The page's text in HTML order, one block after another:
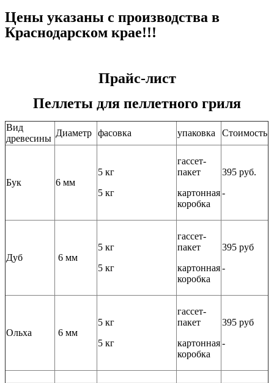
Цены указаны с производства в
Краснодарском крае!!!
Прайс-лист
Пеллеты для пеллетного гриля
Вид
древесины
Диаметр фасовка упаковка Стоимость
Бук 6 мм
5 кг
5 кг
гассет-
пакет
картонная
коробка
395 руб.
-
Дуб 6 мм
5 кг
5 кг
гассет-
пакет
картонная
коробка
395 руб
-
Ольха 6 мм
5 кг
5 кг
гассет-
пакет
картонная
коробка
395 руб
-